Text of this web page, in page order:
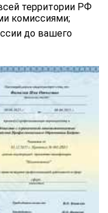
территории РФ
комиссиями;
до вашего